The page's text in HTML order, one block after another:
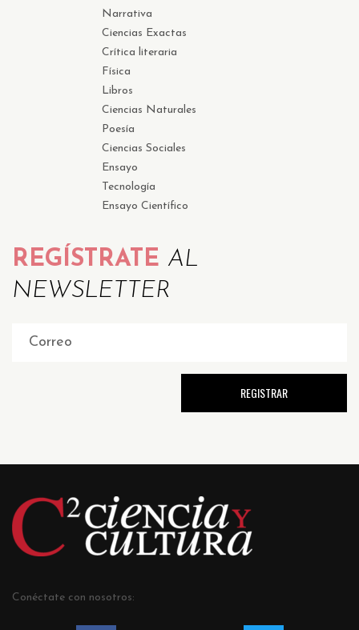
Narrativa
Ciencias Exactas
Crítica literaria
Física
Libros
Ciencias Naturales
Poesía
Ciencias Sociales
Ensayo
Tecnología
Ensayo Científico
REGÍSTRATE AL
NEWSLETTER
Conéctate con nosotros: